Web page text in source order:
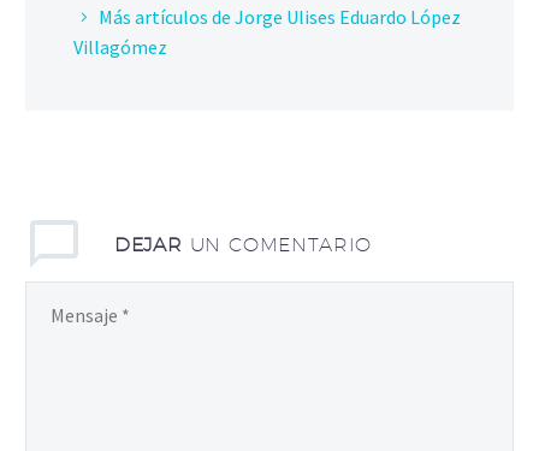
Más artículos de Jorge Ulises Eduardo López
Villagómez
DEJAR UN COMENTARIO